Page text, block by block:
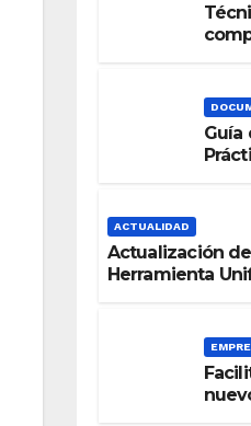
la
Guía
ACTUALIDAD
Actualización
Herramienta